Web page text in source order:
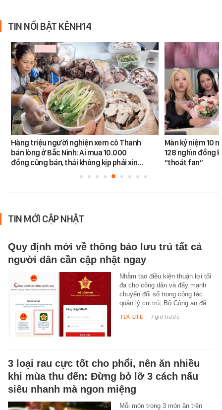
TIN NỔI BẬT KÊNH14
Hàng triệu người nghiện xem cô Thanh
bán lòng ở Bắc Ninh: Ai mua 10.000
đồng cũng bán, thái không kịp phải xin…
Màn kỷ niệm 10
128 nghìn đồng
“thoát fan”
TIN MỚI CẬP NHẬT
Quy định mới về thông báo lưu trú tất cả
người dân cần cập nhật ngay
Nhằm tạo điều kiện thuận lợi tối
đa cho công dân và đẩy mạnh
chuyển đổi số trong công tác
quản lý cư trú, Bộ Công an đã…
TEK-LIFE - 7 giờ trước
3 loại rau cực tốt cho phổi, nên ăn nhiều
khi mùa thu đến: Đừng bỏ lỡ 3 cách nấu
siêu nhanh mà ngon miệng
Mỗi món trong 3 món ăn trên